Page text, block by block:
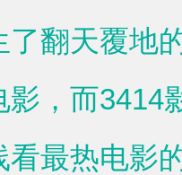
了翻天覆地
，而3414
看最热电影